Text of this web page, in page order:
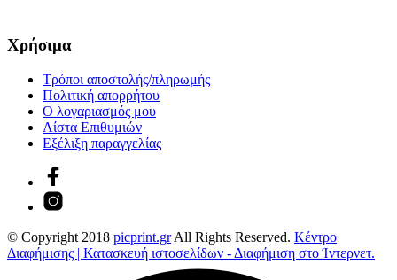
Χρήσιμα
Τρόποι αποστολής/πληρωμής
Πολιτική απορρήτου
Ο λογαριασμός μου
Λίστα Επιθυμιών
Εξέλιξη παραγγελίας
© Copyright 2018 picprint.grAll Rights Reserved. Κέντρο
Διαφήμισης | Κατασκευή ιστοσελίδων - Διαφήμιση στο Ίντερνετ.